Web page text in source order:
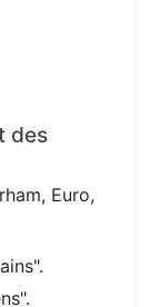
des
Euro,